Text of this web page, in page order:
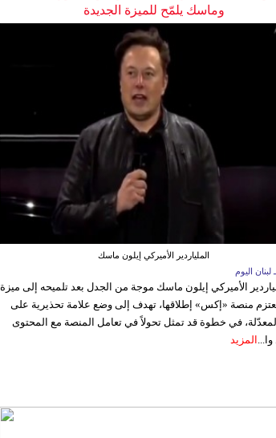
وماسك يلمّح للميزة الجديدة
الملياردير الأميركي إيلون ماسك
اليوم
الأميركي إيلون ماسك موجة من الجدل بعد تلميحه إلى ميزة
منصة «إكس» إطلاقها، تهدف إلى وضع علامة تحذيرية على
في خطوة قد تمثل تحولاً في تعامل المنصة مع المحتوى
المزيد